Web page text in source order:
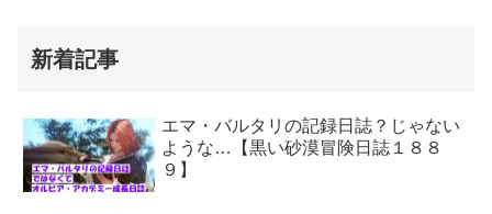
新着記事
エマ・バルタリの記録日誌？じゃない
ような…【黒い砂漠冒険日誌１８８
９】